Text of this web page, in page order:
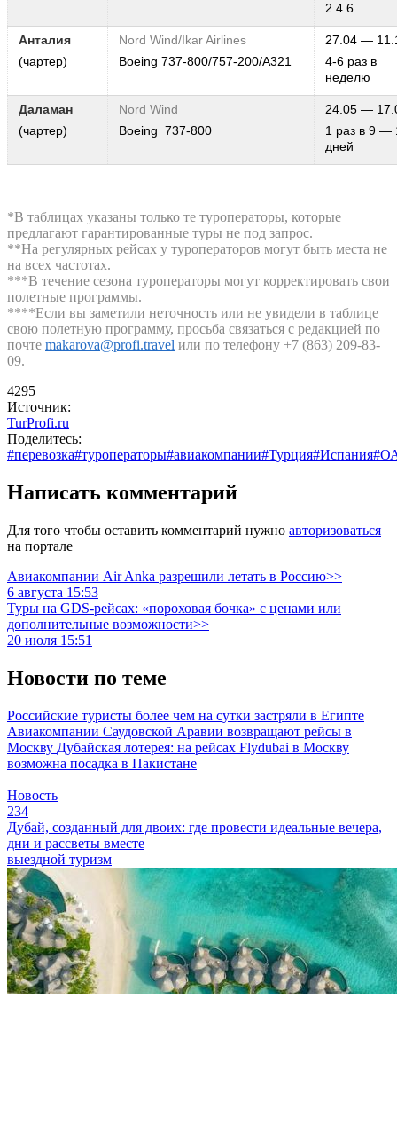
2.4.6.
Анталия
(чартер)
Nord Wind/Ikar Airlines
Boeing 737-800/757-200/А321
27.04 —
4-6 раз в
неделю
Даламан
(чартер)
Nord Wind
Boeing 737-800
24.05 —
1 раз в 9 —
дней
*В таблицах указаны только те туроператоры, которые
предлагают гарантированные туры не под запрос.
**На регулярных рейсах у туроператоров могут быть места не
на всех частотах.
***В течение сезона туроператоры могут корректировать свои
полетные программы.
****Если вы заметили неточность или не увидели в таблице
свою полетную программу, просьба связаться с редакцией по
почте makarova@profi.travel или по телефону +7 (863) 209-83-
09.
4295
Источник:
TurProfi.ru
Поделитесь:
#перевозка#туроператоры#авиакомпании#Турция#Испания
Написать комментарий
Для того чтобы оставить комментарий нужно авторизоваться
на портале
Авиакомпании Air Anka разрешили летать в Россию>>
6 августа 15:53
Туры на GDS-рейсах: «пороховая бочка» с ценами или
дополнительные возможности>>
20 июля 15:51
Новости по теме
Российские туристы более чем на сутки застряли в Египте
Авиакомпании Саудовской Аравии возвращают рейсы в
Москву Дубайская лотерея: на рейсах Flydubai в Москву
возможна посадка в Пакистане
Новость
234
Дубай, созданный для двоих: где провести идеальные вечера,
дни и рассветы вместе
выездной туризм